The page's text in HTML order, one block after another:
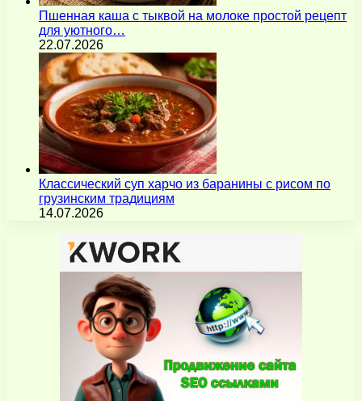
Пшенная каша с тыквой на молоке простой рецепт
для уютного…
22.07.2026
Классический суп харчо из баранины с рисом по
грузинским традициям
14.07.2026